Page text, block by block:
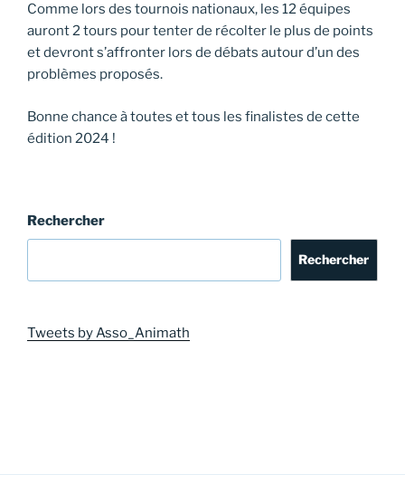
Comme lors des tournois nationaux, les 12 équipes
auront 2 tours pour tenter de récolter le plus de points
et devront s’affronter lors de débats autour d’un des
problèmes proposés.
Bonne chance à toutes et tous les finalistes de cette
édition 2024 !
Rechercher
Rechercher
Tweets by Asso_Animath